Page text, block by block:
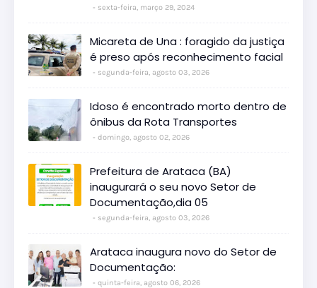
sexta-feira, março 29, 2024
Micareta de Una : foragido da justiça
é preso após reconhecimento facial
segunda-feira, agosto 03, 2026
Idoso é encontrado morto dentro de
ônibus da Rota Transportes
domingo, agosto 02, 2026
Prefeitura de Arataca (BA)
inaugurará o seu novo Setor de
Documentação,dia 05
segunda-feira, agosto 03, 2026
Arataca inaugura novo do Setor de
Documentação:
quinta-feira, agosto 06, 2026